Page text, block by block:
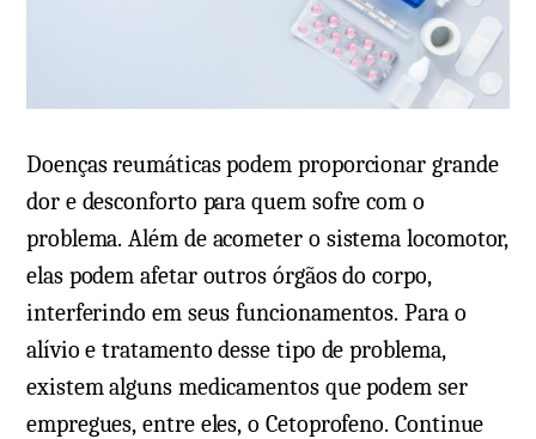
Doenças reumáticas podem proporcionar grande
dor e desconforto para quem sofre com o
problema. Além de acometer o sistema locomotor,
elas podem afetar outros órgãos do corpo,
interferindo em seus funcionamentos. Para o
alívio e tratamento desse tipo de problema,
existem alguns medicamentos que podem ser
empregues, entre eles, o Cetoprofeno. Continue